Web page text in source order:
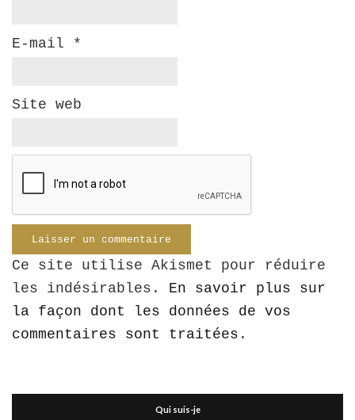
E-mail *
Site web
Ce site utilise Akismet pour réduire
les indésirables. En savoir plus sur
la façon dont les données de vos
commentaires sont traitées .
Qui suis-je